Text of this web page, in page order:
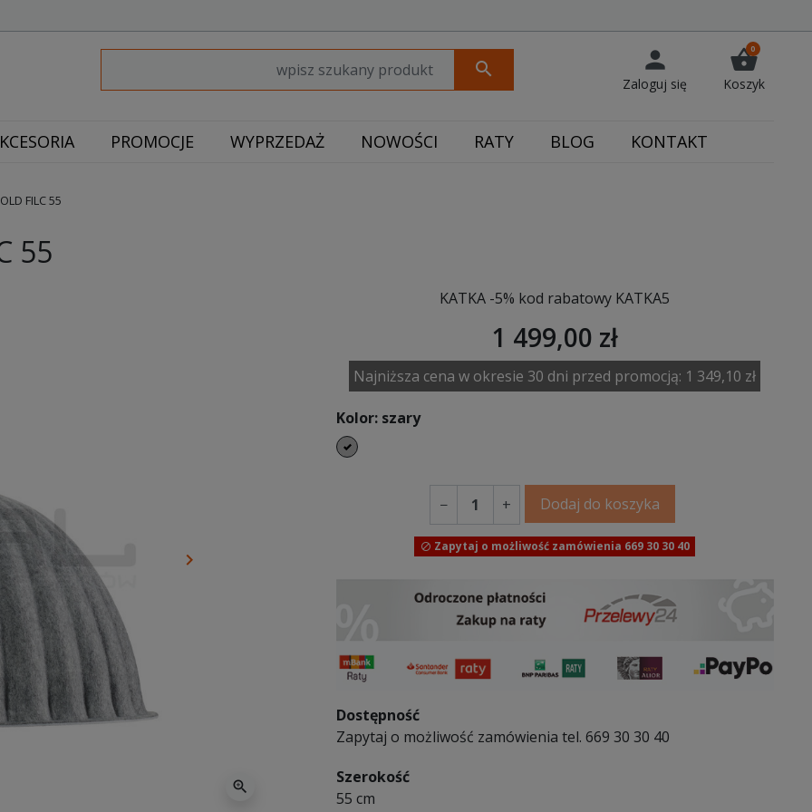
search person
Zaloguj się
shopping_basket
0
Koszyk
PROMOCJE WYPRZEDAŻ NOWOŚCI RATY BLOG KONTAKT
FILC 55
55
Następny
keyboard_arrow_right
zoom_in
KATKA -5% kod rabatowy KATKA5
1 499,00 zł
Najniższa cena w okresie 30 dni przed promocją: 1 349,10 zł
Kolor: szary
szary
− + Dodaj do koszyka
 Zapytaj o możliwość zamówienia 669 30 30 40
Dostępność
Zapytaj o możliwość zamówienia tel. 669 30 30 40
Szerokość
55 cm